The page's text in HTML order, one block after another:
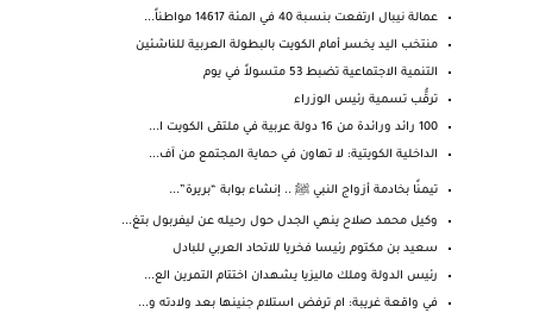
عمالة نيبال ارتفعت بنسبة 40 في المئة 14617 مواطناً...
منتخب اليد يخسر أمام الكويت بالبطولة العربية للناشئين
التنمية الاجتماعية تضبط 53 متسولاً في يوم
ترقُّب تسمية رئيس الوزراء
100 رائد ورائدة من 16 دولة عربية في ملتقى الكويت ا...
الداخلية الكويتية: لا تهاون في حماية المجتمع من آف...
تيمنًا بخادمة أزواج النبي ﷺ .. إنشاء بوابة “بريرة”...
وكيل محمد صلاح ينهي الجدل حول رحيله عن ليفربول بتغ...
سعيد بن مكتوم رئيسا فخريا للاتحاد العربي للبادل
رئيس الدولة وملك ماليزيا يشهدان اختتام التمرين الع...
في واقعة غريبة: ام ترفض استلام جنينها بعد ولادته و...